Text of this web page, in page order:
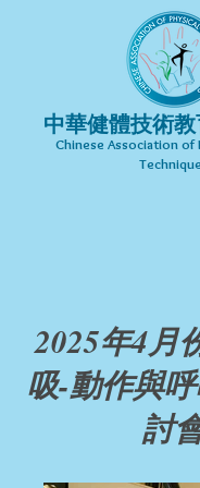
中華健體技術
Chinese Association of
2025年4月
吸-動作與
討